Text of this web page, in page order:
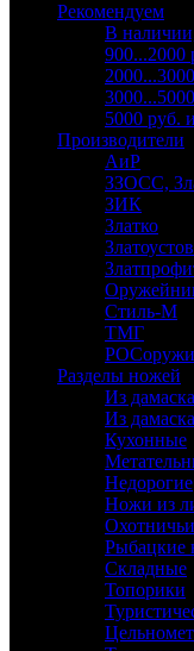
Рекомендуем
В
900...2000
5000 руб.
Производители
АиР
ЗЗОСС,
ЗИК
Златко
Стиль-М
ТМГ
Разделы ножей
Из дамаска
Из
Кухонные
Недорогие
Ножи из
Рыбацкие
Складные
Топорики